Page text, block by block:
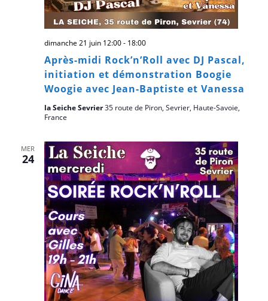
Après-midi Rock’n’Roll avec DJ Pascal,
initiation et démonstration Boogie
Woogie avec Jean-Baptiste et Vanessa
dimanche 21 juin 12:00- 18:00
la Seiche Sevrier35 route de Piron, Sevrier, Haute-Savoie,
France
MER
24